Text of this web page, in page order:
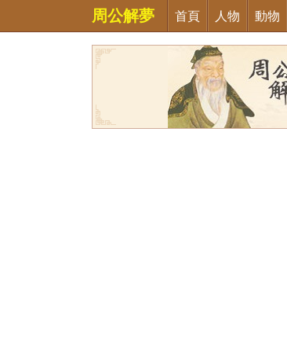
周公解夢 首頁 人物 動物